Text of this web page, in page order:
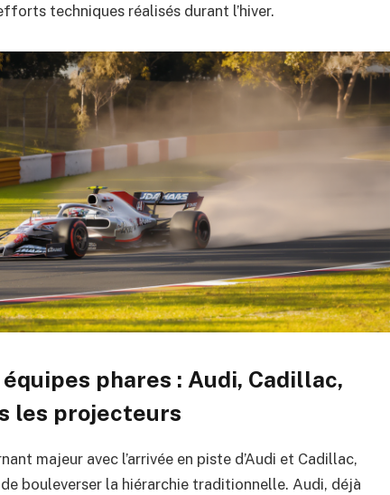
techniques réalisés durant l’hiver.
phares : Audi, Cadillac,
les projecteurs
majeur avec l’arrivée en piste d’Audi et Cadillac,
bouleverser la hiérarchie traditionnelle. Audi, déjà